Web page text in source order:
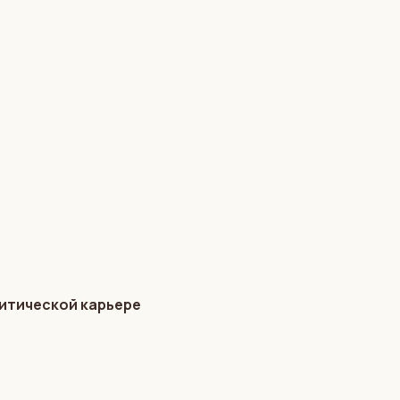
карьере